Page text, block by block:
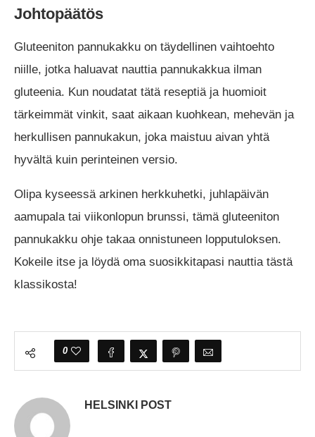
Johtopäätös
Gluteeniton pannukakku on täydellinen vaihtoehto
niille, jotka haluavat nauttia pannukakkua ilman
gluteenia. Kun noudatat tätä reseptiä ja huomioit
tärkeimmät vinkit, saat aikaan kuohkean, mehevän ja
herkullisen pannukakun, joka maistuu aivan yhtä
hyvältä kuin perinteinen versio.
Olipa kyseessä arkinen herkkuhetki, juhlapäivän
aamupala tai viikonlopun brunssi, tämä gluteeniton
pannukakku ohje takaa onnistuneen lopputuloksen.
Kokeile itse ja löydä oma suosikkitapasi nauttia tästä
klassikosta!
0
HELSINKI POST